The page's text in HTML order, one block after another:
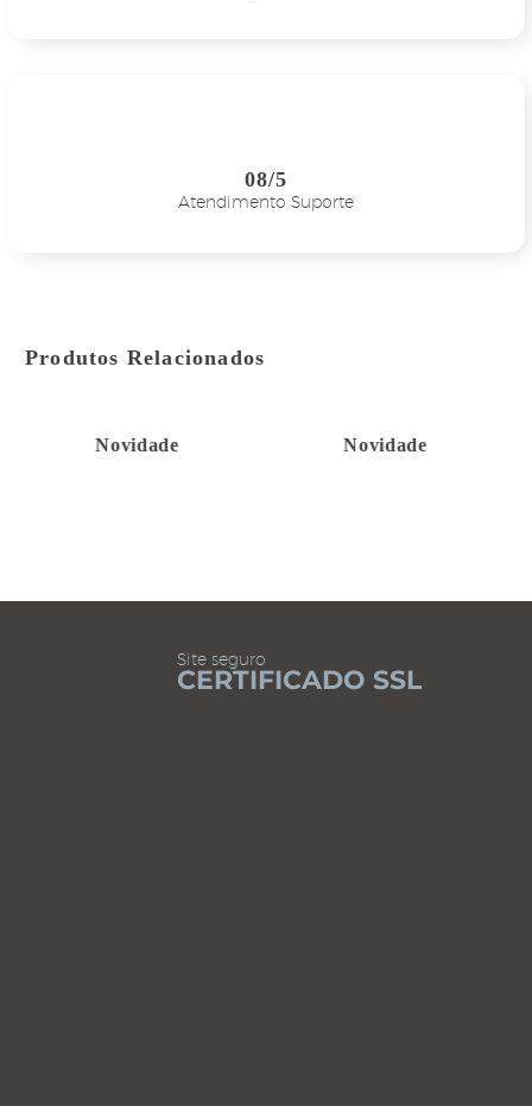
08/5
Atendimento Suporte
Produtos Relacionados
Novidade Novidade
Site seguro
CERTIFICADO SSL